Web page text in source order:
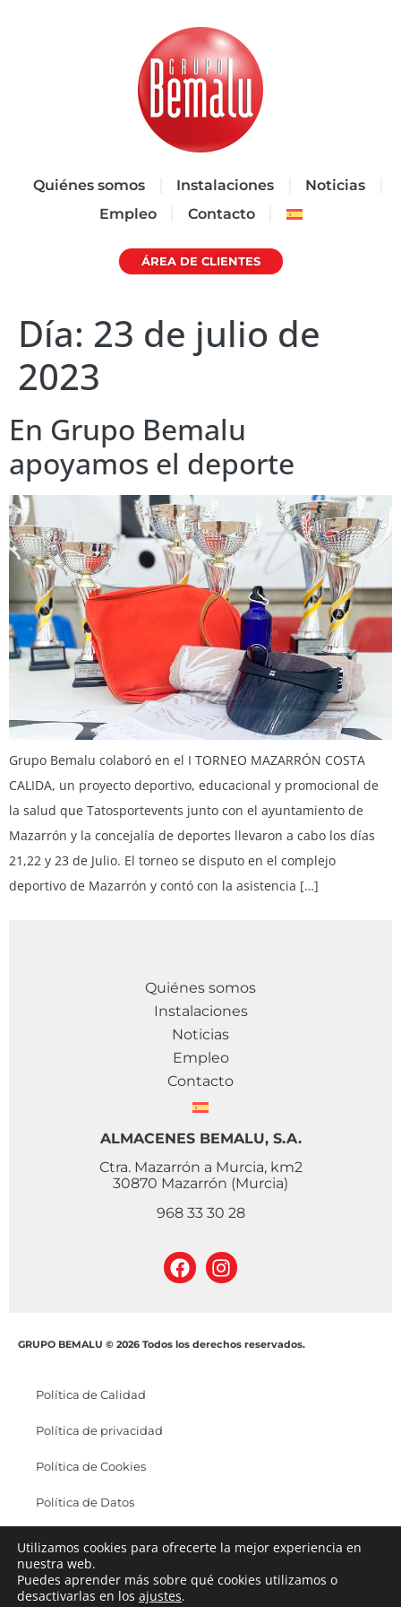
Quiénes somos Instalaciones
Noticias
Empleo
Contacto
ÁREA DE CLIENTES
Día: 23 de julio de
2023
En Grupo Bemalu
apoyamos el deporte
Grupo Bemalu colaboró en el I TORNEO MAZARRÓN COSTA
CALIDA, un proyecto deportivo, educacional y promocional de
la salud que Tatosportevents junto con el ayuntamiento de
Mazarrón y la concejalía de deportes llevaron a cabo los días
21,22 y 23 de Julio. El torneo se disputo en el complejo
deportivo de Mazarrón y contó con la asistencia […]
ALMACENES BEMALU, S.A.
Ctra. Mazarrón a Murcia, km2
30870 Mazarrón (Murcia)
968 33 30 28
Quiénes somos
Instalaciones
Noticias
Empleo
Contacto
GRUPO BEMALU © 2026 Todos los derechos reservados.
Política de Calidad
Política de privacidad
Política de Cookies
Política de Datos
Utilizamos cookies para ofrecerte la mejor experiencia en
nuestra web.
Puedes aprender más sobre qué cookies utilizamos o
desactivarlas en los ajustes.